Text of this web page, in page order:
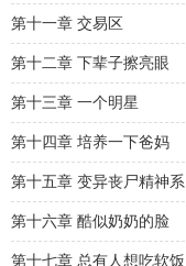
第十一章 交易区
第十二章 下辈子擦亮眼
第十三章 一个明星
第十四章 培养一下爸妈
第十五章 变异丧尸精神系
第十六章 酷似奶奶的脸
第十七章 总有人想吃软饭